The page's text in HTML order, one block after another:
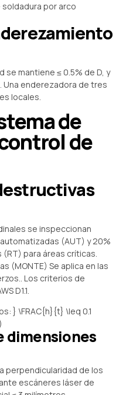
por arco
se mantiene ≤ 0.5% de D, y
Una enderezadora de tres
locales.
de
de
se inspeccionan
(AUT) y 20%
para áreas críticas.
(MONTE) Se aplica en las
Los criterios de
D1.1.
} \FRAC{h}{t} \leq 0.1
dimensiones
perpendicularidad de los
escáneres láser de